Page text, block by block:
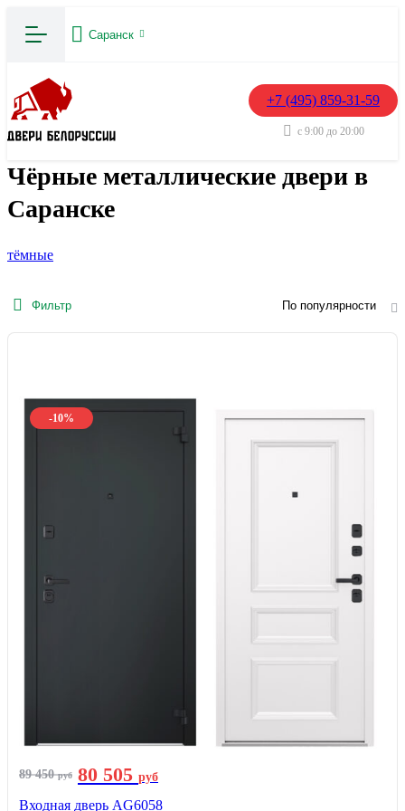
Саранск
+7 (495) 859-31-59
с 9:00 до 20:00
Чёрные металлические двери в
Саранске
тёмные
Фильтр По популярности
-10%
89 450руб 80 505 руб
Входная дверь AG6058